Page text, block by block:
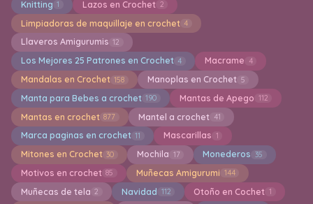
Knitting 1 Lazos en Crochet 2
Limpiadoras de maquillaje en crochet 4
Llaveros Amigurumis 12
Los Mejores 25 Patrones en Crochet 4 Macrame 4
Mandalas en Crochet 158 Manoplas en Crochet 5
Manta para Bebes a crochet 190 Mantas de Apego 112
Mantas en crochet 877 Mantel a crochet 41
Marca paginas en crochet 11 Mascarillas 1
Mitones en Crochet 30 Mochila 17 Monederos 35
Motivos en crochet 85 Muñecas Amigurumi 144
Muñecas de tela 2 Navidad 112 Otoño en Cochet 1